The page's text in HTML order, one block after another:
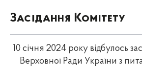
Засідання Комітету
10 січня 2024 року відбулось
Верховної Ради України з